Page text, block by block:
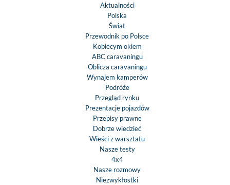
Aktualności
Polska
Świat
Przewodnik po Polsce
Kobiecym okiem
ABC caravaningu
Oblicza caravaningu
Wynajem kamperów
Podróże
Przegląd rynku
Prezentacje pojazdów
Przepisy prawne
Dobrze wiedzieć
Wieści z warsztatu
Nasze testy
4x4
Nasze rozmowy
Niezwykłostki